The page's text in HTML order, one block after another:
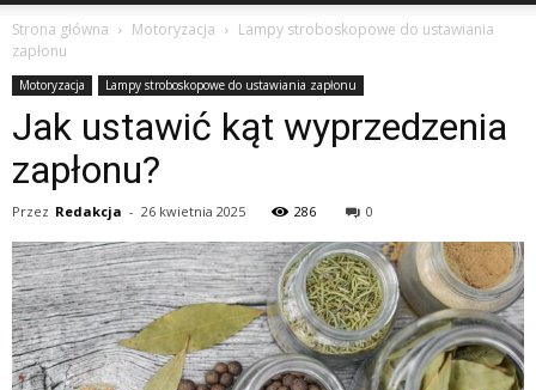
Strona główna Motoryzacja
Lampy stroboskopowe do ustawiania
zapłonu
Motoryzacja Lampy stroboskopowe do ustawiania zapłonu
Jak ustawić kąt wyprzedzenia
zapłonu?
Przez Redakcja - 26 kwietnia 2025 286 0